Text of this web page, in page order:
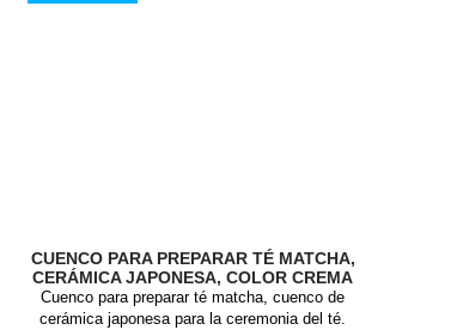
CUENCO PARA PREPARAR TÉ MATCHA,
CERÁMICA JAPONESA, COLOR CREMA
Cuenco para preparar té matcha, cuenco de
cerámica japonesa para la ceremonia del té.